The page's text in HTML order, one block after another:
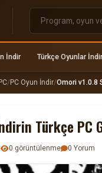
İndir Türkçe Oyunlar İndir
/PC Oyun İndir/Omori v1.0.8
Türkçe PC
0 görüntülenme 0 Yorum